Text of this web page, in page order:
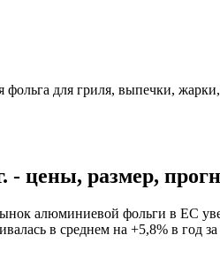
для гриля, выпечки,
цены, размер,
алюминиевой фольги в ЕС
в среднем на +5,8% в год за